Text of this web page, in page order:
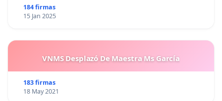
184 firmas
15 Jan 2025
VNMS Desplazó De Maestra Ms García
183 firmas
18 May 2021